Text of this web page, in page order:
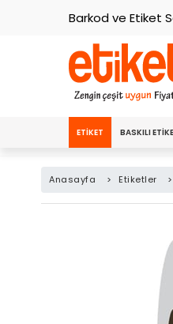
Barkod ve Etiket
ETIKET BASKILI
Anasayfa > Etiketler >